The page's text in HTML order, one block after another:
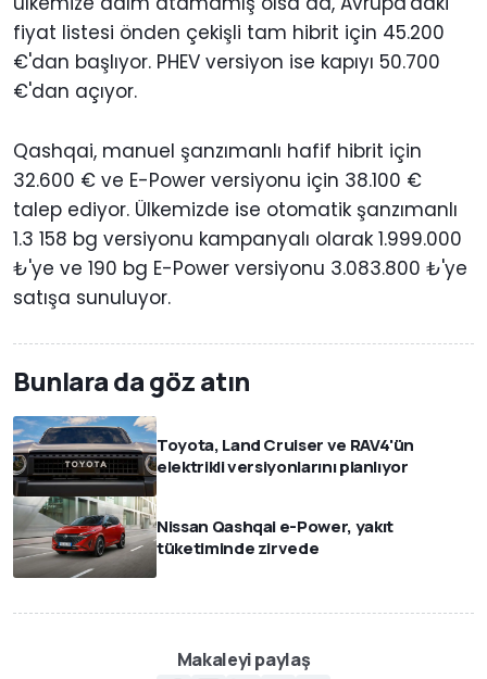
fiyat listesi önden çekişli tam hibrit için 45.200
€'dan başlıyor. PHEV versiyon ise kapıyı 50.700
€'dan açıyor.
Qashqai, manuel şanzımanlı hafif hibrit için
32.600 € ve E-Power versiyonu için 38.100 €
talep ediyor. Ülkemizde ise otomatik şanzımanlı
1.3 158 bg versiyonu kampanyalı olarak 1.999.000
₺'ye ve 190 bg E-Power versiyonu 3.083.800 ₺'ye
satışa sunuluyor.
Bunlara da göz atın
Toyota, Land Cruiser ve RAV4'ün
elektrikli versiyonlarını planlıyor
Nissan Qashqai e-Power, yakıt
tüketiminde zirvede
Makaleyi paylaş